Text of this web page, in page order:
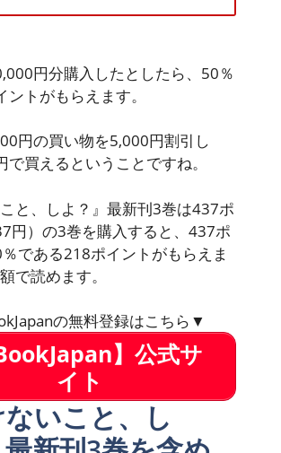
円分購入したとしたら、50％
トがもらえます。
円の買い物を5,000円割引し
で買えるということですね。
こと、しよ？』最新刊3巻は437ポ
円）の3巻を購入すると、 437ポ
である218ポイントがもらえま
で読めます。
の無料登録はこちら▼
】公式サ
イト
ないこと、し